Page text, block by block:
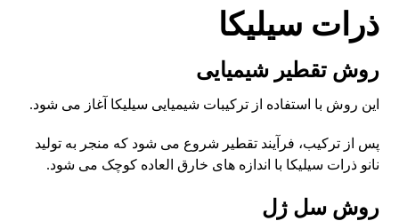
ذرات سیلیکا
روش تقطیر شیمیایی
این روش با استفاده از ترکیبات شیمیایی سیلیکا آغاز می شود.
پس از ترکیب، فرآیند تقطیر شروع می شود که منجر به تولید
نانو ذرات سیلیکا با اندازه های خارق العاده کوچک می شود.
روش سل ژل